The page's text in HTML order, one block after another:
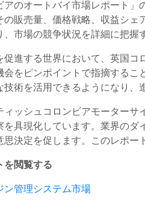
アのオートバイ市場レポート
の販売量、価格戦略、収益シ
市場の競争状況を詳細に把握
促進する世界において、英国
会をピンポイントで指摘する
技術を活用できるようになり、
ィッシュコロンビアモーター
を具現化しています。業界の
思決定を促します。このレポー
を閲覧する
ン管理システム市場